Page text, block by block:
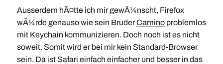
Ausserdem hÃ¤tte ich mir gewÃ¼nscht, Firefox
wÃ¼rde genauso wie sein BruderCaminoproblemlos
mit Keychain kommunizieren. Doch noch ist es nicht
soweit. Somit wird er bei mir kein Standard-Browser
sein. Da ist Safari einfach einfacher und besser in das